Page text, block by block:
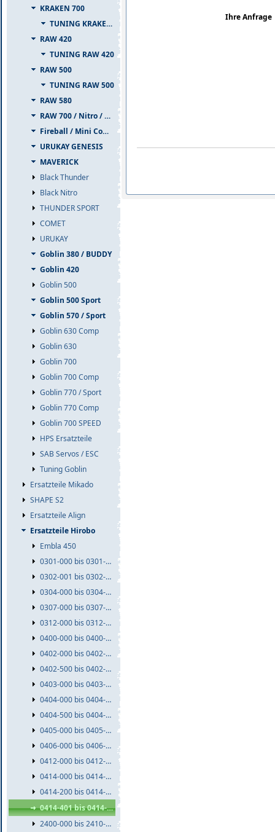
KRAKEN 700
TUNING KRAKEN 700
RAW 420
TUNING RAW 420
RAW 500
TUNING RAW 500
RAW 580
RAW 700 / Nitro / PIUMA
Fireball / Mini Comet
URUKAY GENESIS
MAVERICK
Black Thunder
Black Nitro
THUNDER SPORT
COMET
URUKAY
Goblin 380 / BUDDY
Goblin 420
Goblin 500
Goblin 500 Sport
Goblin 570 / Sport
Goblin 630 Comp
Goblin 630
Goblin 700
Goblin 700 Comp
Goblin 770 / Sport
Goblin 770 Comp
Goblin 700 SPEED
HPS Ersatzteile
SAB Servos / ESC
Tuning Goblin
Ersatzteile Mikado
SHAPE S2
Ersatzteile Align
Ersatzteile Hirobo
Embla 450
0301-000 bis 0301-999
0302-001 bis 0302-999
0304-000 bis 0304-999
0307-000 bis 0307-999
0312-000 bis 0312-999
0400-000 bis 0400-999
0402-000 bis 0402-499
0402-500 bis 0402-999
0403-000 bis 0403-999
0404-000 bis 0404-499
0404-500 bis 0404-999
0405-000 bis 0405-999
0406-000 bis 0406-999
0412-000 bis 0412-999
0414-000 bis 0414-199
0414-200 bis 0414-400
0414-401 bis 0414-999
2400-000 bis 2410-999
Ihre Anfrage